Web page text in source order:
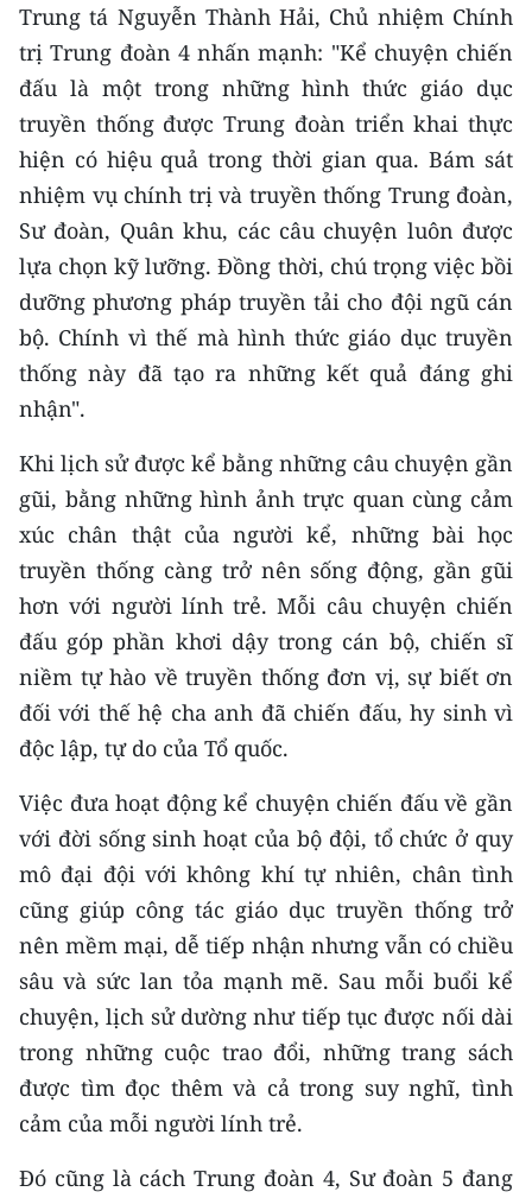
Trung tá Nguyễn Thành Hải, Chủ nhiệm Chính
trị Trung đoàn 4 nhấn mạnh: "Kể chuyện chiến
đấu là một trong những hình thức giáo dục
truyền thống được Trung đoàn triển khai thực
hiện có hiệu quả trong thời gian qua. Bám sát
nhiệm vụ chính trị và truyền thống Trung đoàn,
Sư đoàn, Quân khu, các câu chuyện luôn được
lựa chọn kỹ lưỡng. Đồng thời, chú trọng việc bồi
dưỡng phương pháp truyền tải cho đội ngũ cán
bộ. Chính vì thế mà hình thức giáo dục truyền
thống này đã tạo ra những kết quả đáng ghi
nhận".
Khi lịch sử được kể bằng những câu chuyện gần
gũi, bằng những hình ảnh trực quan cùng cảm
xúc chân thật của người kể, những bài học
truyền thống càng trở nên sống động, gần gũi
hơn với người lính trẻ. Mỗi câu chuyện chiến
đấu góp phần khơi dậy trong cán bộ, chiến sĩ
niềm tự hào về truyền thống đơn vị, sự biết ơn
đối với thế hệ cha anh đã chiến đấu, hy sinh vì
độc lập, tự do của Tổ quốc.
Việc đưa hoạt động kể chuyện chiến đấu về gần
với đời sống sinh hoạt của bộ đội, tổ chức ở quy
mô đại đội với không khí tự nhiên, chân tình
cũng giúp công tác giáo dục truyền thống trở
nên mềm mại, dễ tiếp nhận nhưng vẫn có chiều
sâu và sức lan tỏa mạnh mẽ. Sau mỗi buổi kể
chuyện, lịch sử dường như tiếp tục được nối dài
trong những cuộc trao đổi, những trang sách
được tìm đọc thêm và cả trong suy nghĩ, tình
cảm của mỗi người lính trẻ.
Đó cũng là cách Trung đoàn 4, Sư đoàn 5 đang